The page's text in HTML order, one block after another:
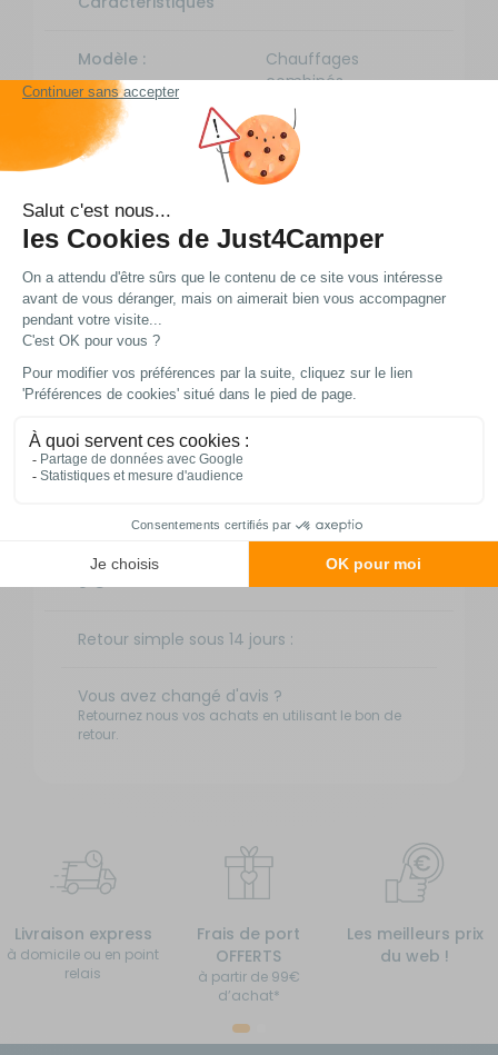
Modèle :
Chauffages
combinés
EAN : 4052816005775
Livraison et retour
Nos modes de livraison
DPD Relais
DPD à domicile
TNT Express
9 €
Retour simple sous 14 jours :
Vous avez changé d'avis ?
Retournez nous vos achats en utilisant le bon de
retour.
Livraison express
à domicile ou en point
relais
Frais de port
OFFERTS
à partir de 99€
d’achat*
Les meilleurs prix
du web !